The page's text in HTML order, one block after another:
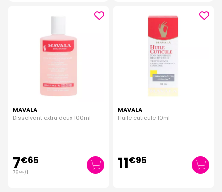
MAVALA
Dissolvant extra doux 100ml
7€65
76€50/l.
MAVALA
Huile cuticule 10ml
11€95